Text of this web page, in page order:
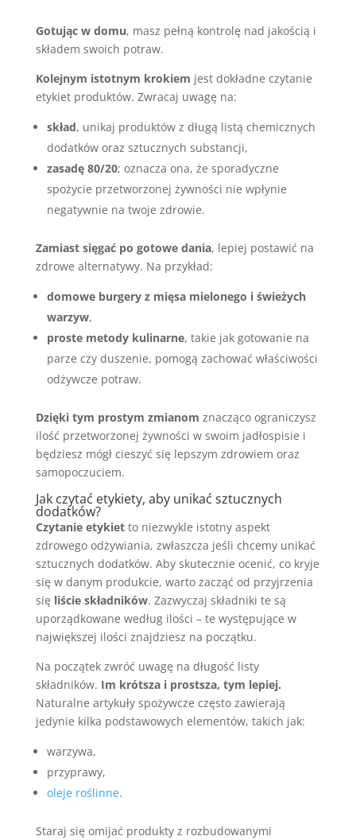
Gotując w domu, masz pełną kontrolę nad jakością i
składem swoich potraw.
Kolejnym istotnym krokiem jest dokładne czytanie
etykiet produktów. Zwracaj uwagę na:
skład, unikaj produktów z długą listą chemicznych
dodatków oraz sztucznych substancji,
zasadę 80/20; oznacza ona, że sporadyczne
spożycie przetworzonej żywności nie wpłynie
negatywnie na twoje zdrowie.
Zamiast sięgać po gotowe dania, lepiej postawić na
zdrowe alternatywy. Na przykład:
domowe burgery z mięsa mielonego i świeżych
warzyw,
proste metody kulinarne, takie jak gotowanie na
parze czy duszenie, pomogą zachować właściwości
odżywcze potraw.
Dzięki tym prostym zmianom znacząco ograniczysz
ilość przetworzonej żywności w swoim jadłospisie i
będziesz mógł cieszyć się lepszym zdrowiem oraz
samopoczuciem.
Jak czytać etykiety, aby unikać sztucznych
dodatków?
Czytanie etykietto niezwykle istotny aspekt
zdrowego odżywiania, zwłaszcza jeśli chcemy unikać
sztucznych dodatków. Aby skutecznie ocenić, co kryje
się w danym produkcie, warto zacząć od przyjrzenia
się liście składników. Zazwyczaj składniki te są
uporządkowane według ilości – te występujące w
największej ilości znajdziesz na początku.
Na początek zwróć uwagę na długość listy
składników. Im krótsza i prostsza, tym lepiej.
Naturalne artykuły spożywcze często zawierają
jedynie kilka podstawowych elementów, takich jak:
warzywa,
przyprawy,
oleje roślinne.
Staraj się omijać produkty z rozbudowanymi